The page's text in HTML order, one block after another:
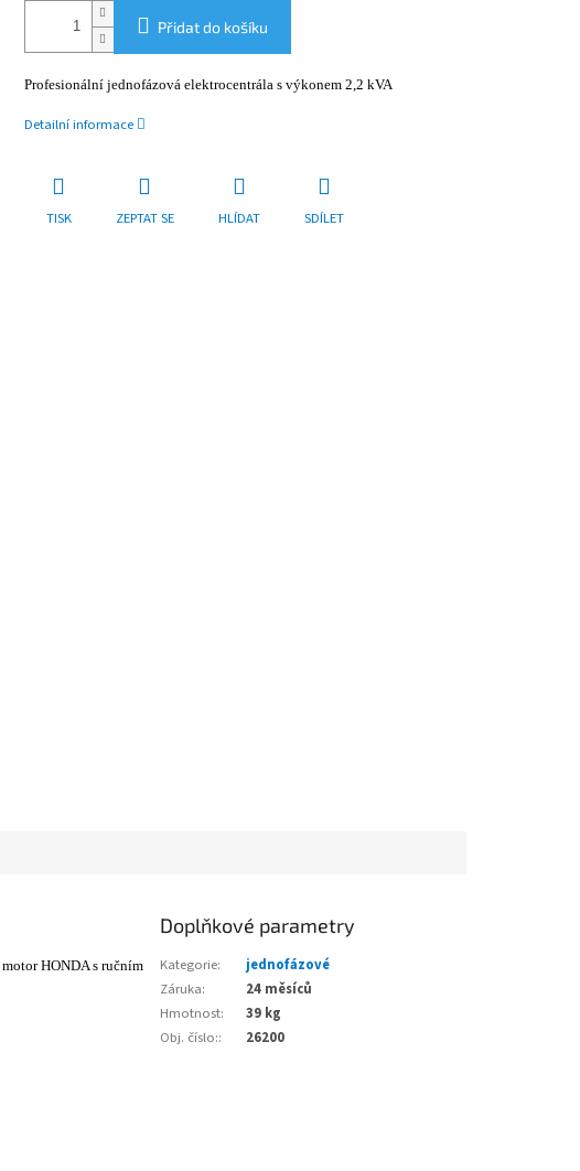
Přidat do košíku
Profesionální jednofázová elektrocentrála s výkonem 2,2 kVA
Detailní informace
TISK ZEPTAT SE HLÍDAT SDÍLET
motor HONDA s ručním
Doplňkové parametry
Kategorie:
jednofázové
Záruka:
24 měsíců
Hmotnost:
39 kg
Obj. číslo:: 26200